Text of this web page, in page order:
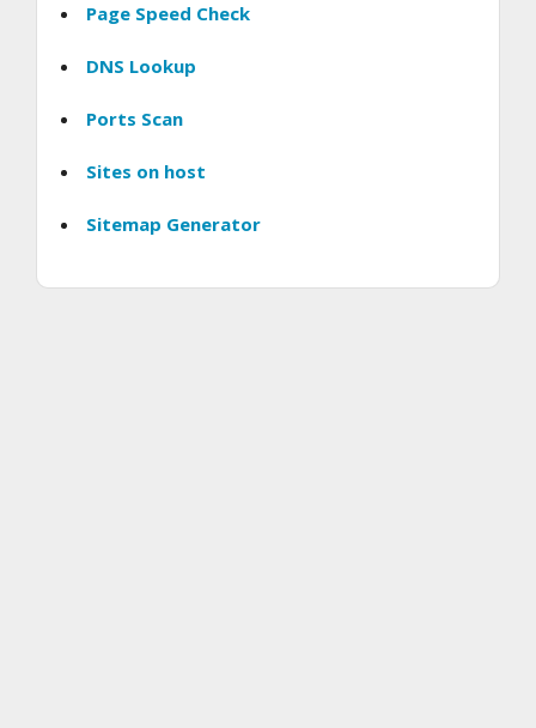
Page Speed Check
DNS Lookup
Ports Scan
Sites on host
Sitemap Generator